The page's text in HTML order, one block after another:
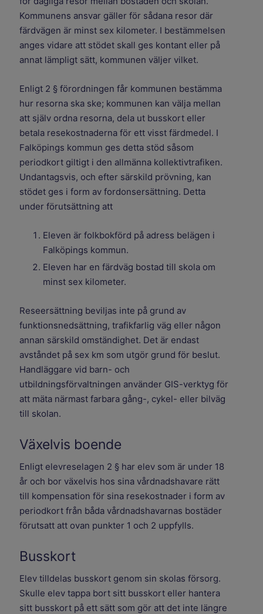
Kommunens ansvar gäller för sådana resor där
färdvägen är minst sex kilometer. I bestämmelsen
anges vidare att stödet skall ges kontant eller på
annat lämpligt sätt, kommunen väljer vilket.
Enligt 2 § förordningen får kommunen bestämma
hur resorna ska ske; kommunen kan välja mellan
att själv ordna resorna, dela ut busskort eller
betala resekostnaderna för ett visst färdmedel. I
Falköpings kommun ges detta stöd såsom
periodkort giltigt i den allmänna kollektivtrafiken.
Undantagsvis, och efter särskild prövning, kan
stödet ges i form av fordonsersättning. Detta
under förutsättning att
Eleven är folkbokförd på adress belägen i
Falköpings kommun.
Eleven har en färdväg bostad till skola om
minst sex kilometer.
Reseersättning beviljas inte på grund av
funktionsnedsättning, trafikfarlig väg eller någon
annan särskild omständighet. Det är endast
avståndet på sex km som utgör grund för beslut.
Handläggare vid barn- och
utbildningsförvaltningen använder GIS-verktyg för
att mäta närmast farbara gång-, cykel- eller bilväg
till skolan.
Växelvis boende
Enligt elevreselagen 2 § har elev som är under 18
år och bor växelvis hos sina vårdnadshavare rätt
till kompensation för sina resekostnader i form av
periodkort från båda vårdnadshavarnas bostäder
förutsatt att ovan punkter 1 och 2 uppfylls.
Busskort
Elev tilldelas busskort genom sin skolas försorg.
Skulle elev tappa bort sitt busskort eller hantera
sitt busskort på ett sätt som gör att det inte längre